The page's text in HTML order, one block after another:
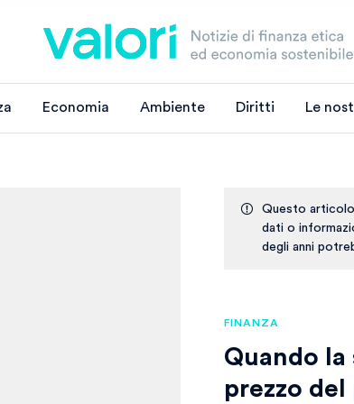
Economia Ambiente Diritti Le
Questo
dati o
degli anni
FINANZA
Quando la
prezzo del